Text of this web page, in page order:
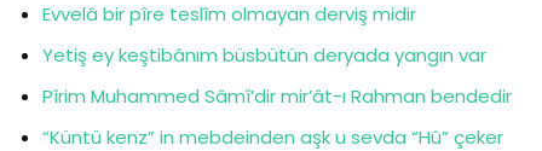
Evvelâ bir pîre teslîm olmayan derviş midir
Yetiş ey keştibânım büsbütün deryada yangın var
Pîrim Muhammed Sâmî’dir mir’ât-ı Rahman bendedir
“Küntü kenz” in mebdeinden aşk u sevda “Hû” çeker